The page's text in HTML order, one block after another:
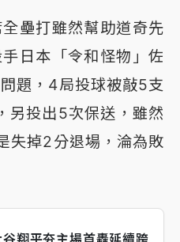
壘打雖然幫助道奇先
日本「令和怪物」佐
題，4局投球被敲5支
另投出5次保送，雖然
失掉2分退場，淪為敗
翔平夯主場首轟延續跨